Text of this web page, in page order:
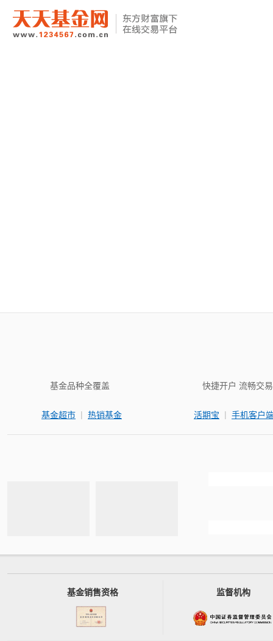
基金品种全覆盖
基金超市 | 热销基金
快捷开户 流畅交易
活期宝 | 手机客户
基金销售资格 监督机构